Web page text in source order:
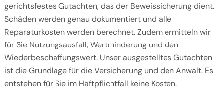
gerichtsfestes Gutachten, das der Beweissicherung dient.
Schäden werden genau dokumentiert und alle
Reparaturkosten werden berechnet. Zudem ermitteln wir
für Sie Nutzungsausfall, Wertminderung und den
Wiederbeschaffungswert. Unser ausgestelltes Gutachten
ist die Grundlage für die Versicherung und den Anwalt. Es
entstehen für Sie im Haftpflichtfall keine Kosten.